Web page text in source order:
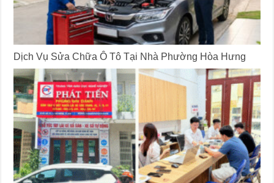
Dịch Vụ Sửa Chữa Ô Tô Tại Nhà Phường Hòa Hưng